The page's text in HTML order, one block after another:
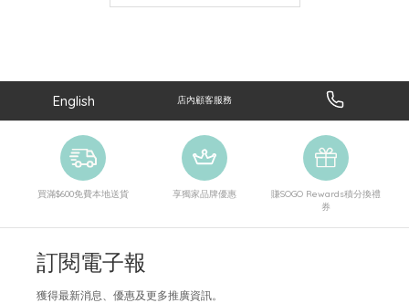
English 店內顧客服務
買滿$600免費本地送貨 享獨家品牌優惠
賺SOGO Rewards積分換禮
券
訂閱電子報
獲得最新消息、優惠及更多推廣資訊。